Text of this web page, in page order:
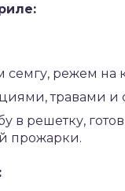
режем на
травами и
в решетку,
прожарки.